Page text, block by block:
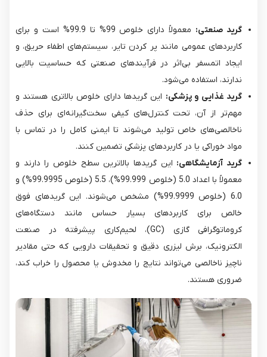
گرید صنعتی:
معمولاً دارای خلوص 99% تا 99.9% است و برای
کاربردهای عمومی مانند پر کردن تایر، سیستم‌های اطفاء حریق، و
ایجاد اتمسفر بی‌اثر در فرآیندهای صنعتی که حساسیت بالایی
ندارند، استفاده می‌شود.
گرید غذایی و پزشکی: این گریدها دارای خلوص بالاتری هستند و
مهم‌تر از آن، تحت کنترل‌های کیفی سخت‌گیرانه‌ای برای حذف
ناخالصی‌های خاص تولید می‌شوند تا ایمنی کامل را در تماس با
مواد خوراکی یا در کاربردهای پزشکی تضمین کنند.
گرید آزمایشگاهی: این گریدها بالاترین سطح خلوص را دارند و
معمولاً با اعداد 5.0 (خلوص 99.999%)، 5.5 (خلوص 99.9995%) و
6.0 (خلوص 99.9999%) مشخص می‌شوند. این گریدهای فوق
خالص برای کاربردهای بسیار حساس مانند دستگاه‌های
کروماتوگرافی گازی (GC)، لحیم‌کاری پیشرفته در صنعت
الکترونیک، برش لیزری دقیق و تحقیقات دارویی که حتی مقادیر
ناچیز ناخالصی می‌تواند نتایج را مخدوش یا محصول را خراب کند،
ضروری هستند.